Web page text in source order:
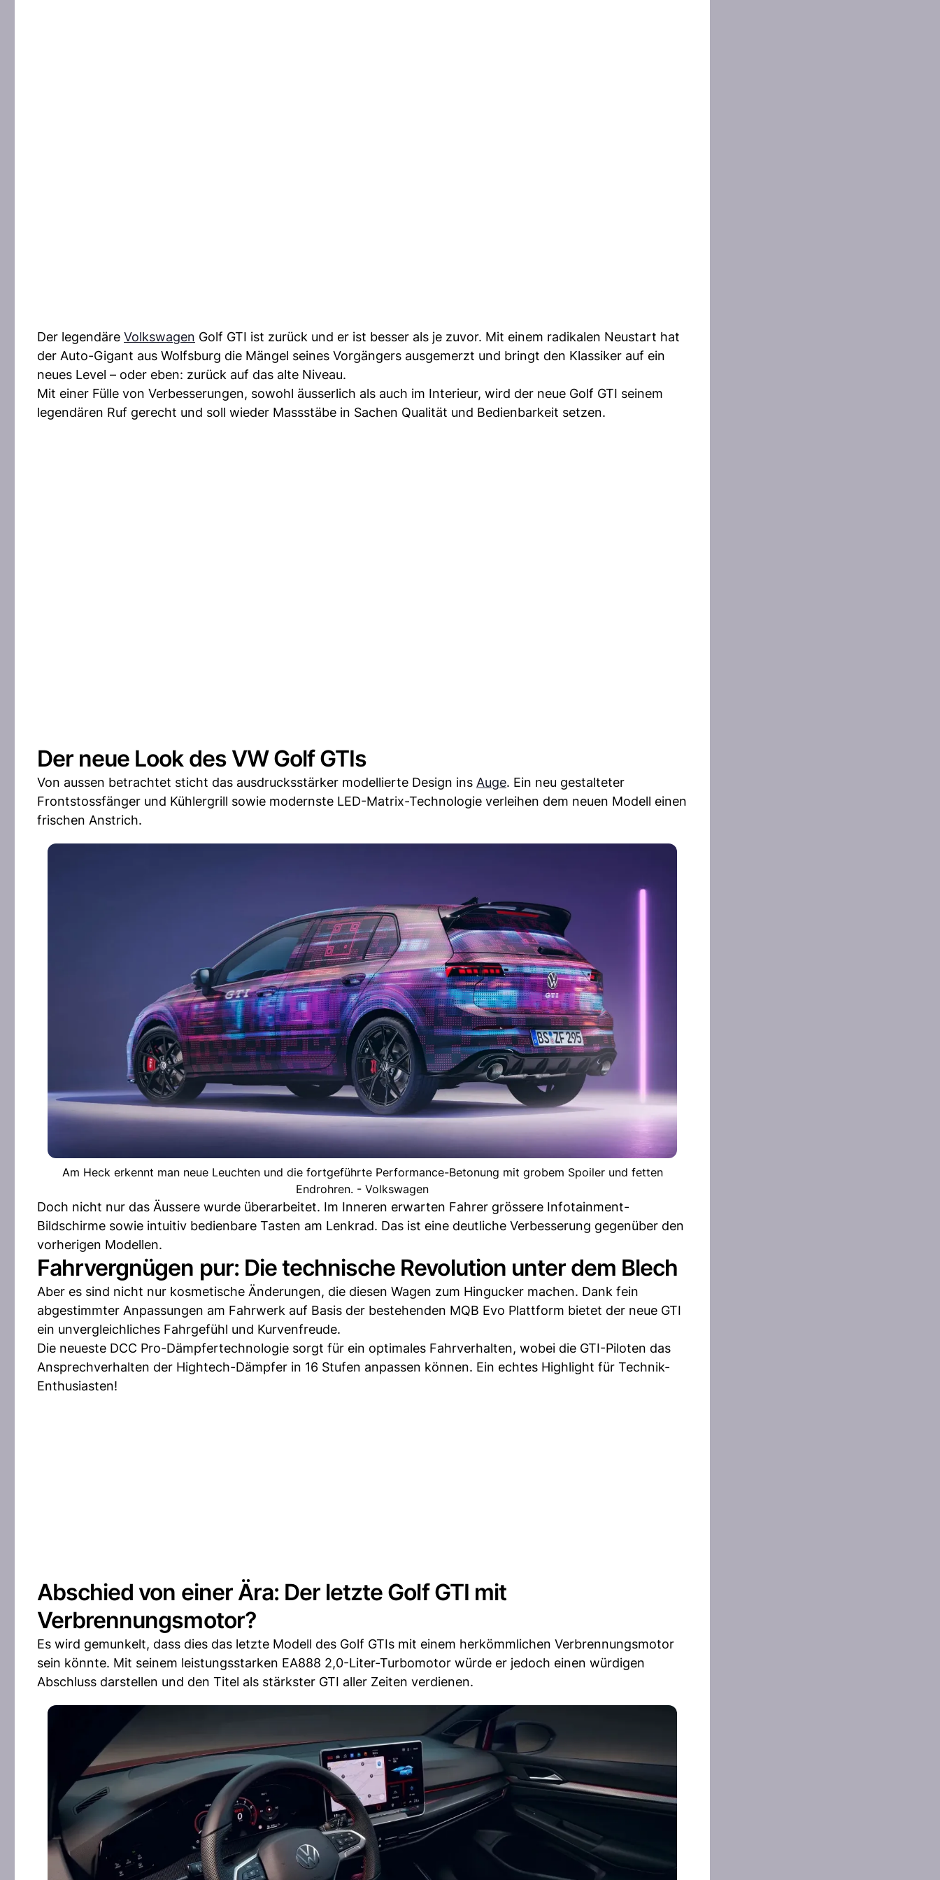
Der legendäre Volkswagen Golf GTI ist zurück und er ist besser als je zuvor. Mit einem radikalen Neustart hat
der Auto-Gigant aus Wolfsburg die Mängel seines Vorgängers ausgemerzt und bringt den Klassiker auf ein
neues Level – oder eben: zurück auf das alte Niveau.
Mit einer Fülle von Verbesserungen, sowohl äusserlich als auch im Interieur, wird der neue Golf GTI seinem
legendären Ruf gerecht und soll wieder Massstäbe in Sachen Qualität und Bedienbarkeit setzen.
Der neue Look des VW Golf GTIs
Von aussen betrachtet sticht das ausdrucksstärker modellierte Design ins Auge. Ein neu gestalteter
Frontstossfänger und Kühlergrill sowie modernste LED-Matrix-Technologie verleihen dem neuen Modell einen
frischen Anstrich.
Am Heck erkennt man neue Leuchten und die fortgeführte Performance-Betonung mit grobem Spoiler und fetten
Endrohren. - Volkswagen
Doch nicht nur das Äussere wurde überarbeitet. Im Inneren erwarten Fahrer grössere Infotainment-
Bildschirme sowie intuitiv bedienbare Tasten am Lenkrad. Das ist eine deutliche Verbesserung gegenüber den
vorherigen Modellen.
Fahrvergnügen pur: Die technische Revolution unter dem Blech
Aber es sind nicht nur kosmetische Änderungen, die diesen Wagen zum Hingucker machen. Dank fein
abgestimmter Anpassungen am Fahrwerk auf Basis der bestehenden MQB Evo Plattform bietet der neue GTI
ein unvergleichliches Fahrgefühl und Kurvenfreude.
Die neueste DCC Pro-Dämpfertechnologie sorgt für ein optimales Fahrverhalten, wobei die GTI-Piloten das
Ansprechverhalten der Hightech-Dämpfer in 16 Stufen anpassen können. Ein echtes Highlight für Technik-
Enthusiasten!
Abschied von einer Ära: Der letzte Golf GTI mit
Verbrennungsmotor?
Es wird gemunkelt, dass dies das letzte Modell des Golf GTIs mit einem herkömmlichen Verbrennungsmotor
sein könnte. Mit seinem leistungsstarken EA888 2,0-Liter-Turbomotor würde er jedoch einen würdigen
Abschluss darstellen und den Titel als stärkster GTI aller Zeiten verdienen.